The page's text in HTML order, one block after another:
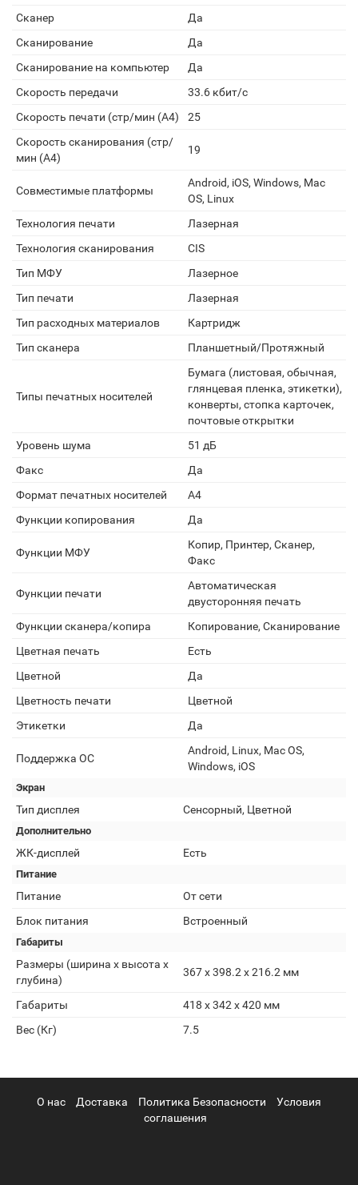
Сканеp
Да
Сканирование
Да
Сканирование на компьютер
Да
Скорость передачи
33.6 кбит/c
Скорость печати (стр/мин (A4)
25
Скорость сканирования (стр/
мин (A4)
19
Совместимые платформы
Android, iOS, Windows, Mac
OS, Linux
Технология печати
Лазерная
Технология сканирования
CIS
Тип МФУ
Лазерное
Тип печати
Лазерная
Тип расходных материалов
Картридж
Тип сканера
Планшетный/Протяжный
Типы печатных носителей
Бумага (листовая, обычная,
глянцевая пленка, этикетки),
конверты, стопка карточек,
почтовые открытки
Уровень шума
51 дБ
Факс
Да
Формат печатных носителей
A4
Функции копирования
Да
Функции МФУ
Копир, Принтеp, Сканеp,
Факс
Функции печати
Автоматическая
двусторонняя печать
Функции сканера/копира
Копирование, Сканирование
Цветная печать
Есть
Цветной
Да
Цветность печати
Цветной
Этикетки
Да
Поддержка ОС
Android, Linux, Mac OS,
Windows, iOS
Экран
Тип дисплея Сенсорный, Цветной
Дополнительно
ЖК-дисплей Есть
Питание
Питание
От сети
Блок питания
Встроенный
Габариты
Размеры (ширина x высота x
глубина)
367 х 398.2 х 216.2 мм
Габариты
418 x 342 x 420 мм
Вес (Кг)
7.5
О нас Доставка Политика Безопасности
Условия
соглашения